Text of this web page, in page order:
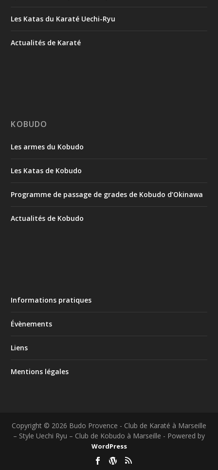
Les Katas du Karaté Uechi-Ryu
Actualités de Karaté
KOBUDO
Les armes du Kobudo
Les Katas de Kobudo
Programme de passage de grades de Kobudo d’Okinawa
Actualités de Kobudo
Informations pratiques
Évènements
Liens
Mentions légales
Copyright © 2026 Budo Provence - Club de Karaté à Marseille
– Style Uechi Ryu – Club de Kobudo à Marseille - Powered by
WordPress